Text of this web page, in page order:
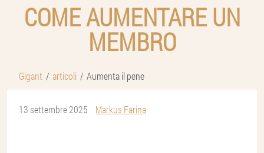
COME AUMENTARE UN
MEMBRO
Gigant articoli Aumenta il pene
13 settembre 2025 Markus Farina